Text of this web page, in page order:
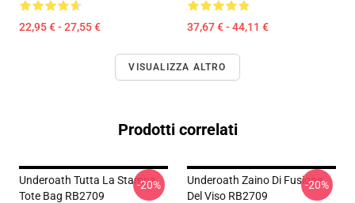
22,95 € - 27,55 € 37,67 € - 44,11 €
VISUALIZZA ALTRO
Prodotti correlati
Underoath Tutta La Stampa
Tote Bag RB2709
-20%
Underoath Zaino Di Fusione
Del Viso RB2709
-20%